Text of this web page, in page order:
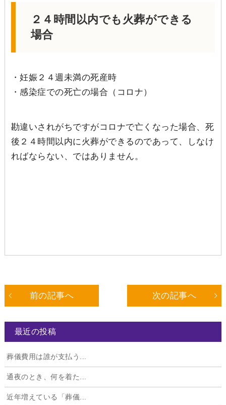
２４時間以内でも火葬ができる
場合
・妊娠２４週未満の死産時
・感染症での死亡の場合（コロナ）
勘違いされがちですがコロナで亡くなった場合、死
後２４時間以内に火葬ができるのであって、しなけ
ればならない、ではありません。
前の記事へ 次の記事へ
最近の投稿
葬儀費用は誰が支払う...
通夜のとき、何を着た...
近年増えている「葬儀...